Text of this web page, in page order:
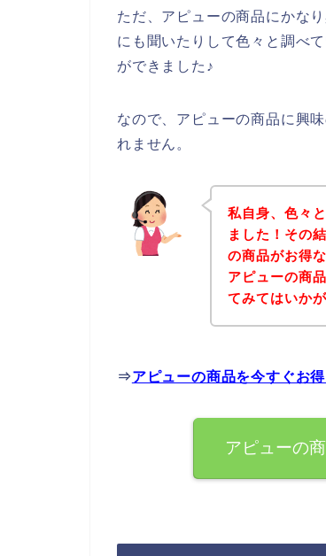
ただ、アピューの商品にかな
にも聞いたりして色々と調べ
ができました♪
なので、アピューの商品に興
れません。
私自身、色々
ました！その
の商品がお得
アピューの商
てみてはいか
⇒アピューの商品を今すぐお
アピューの